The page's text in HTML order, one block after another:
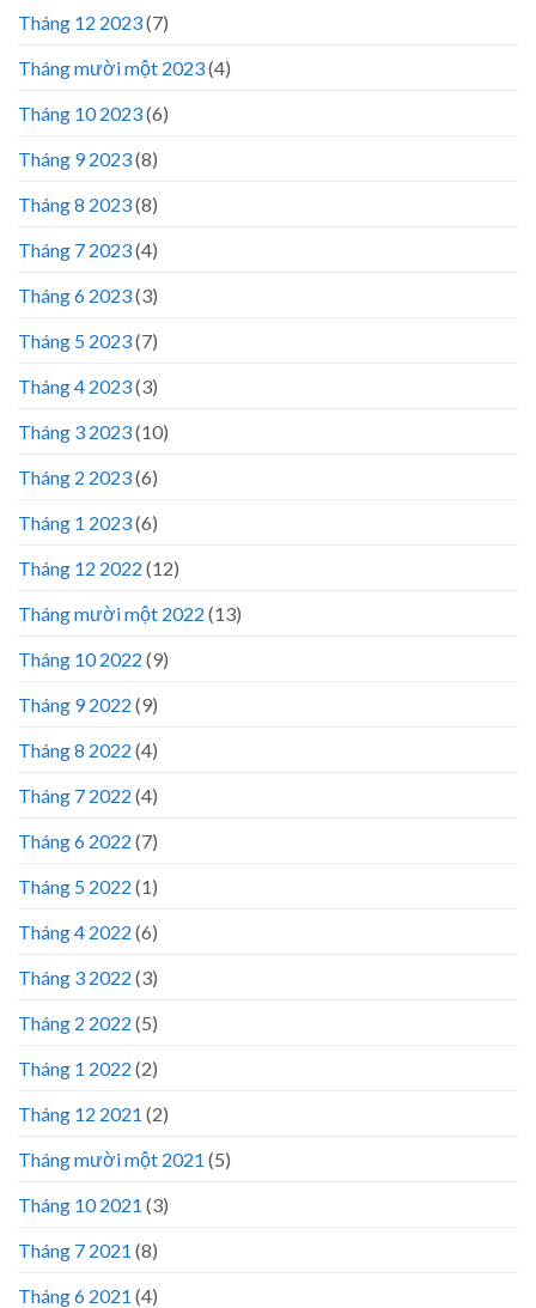
Tháng 12 2023(7)
Tháng mười một 2023(4)
Tháng 10 2023(6)
Tháng 9 2023(8)
Tháng 8 2023(8)
Tháng 7 2023(4)
Tháng 6 2023(3)
Tháng 5 2023(7)
Tháng 4 2023(3)
Tháng 3 2023(10)
Tháng 2 2023(6)
Tháng 1 2023(6)
Tháng 12 2022 (12)
Tháng mười một 2022 (13)
Tháng 10 2022 (9)
Tháng 9 2022 (9)
Tháng 8 2022 (4)
Tháng 7 2022 (4)
Tháng 6 2022 (7)
Tháng 5 2022 (1)
Tháng 4 2022 (6)
Tháng 3 2022 (3)
Tháng 2 2022 (5)
Tháng 1 2022 (2)
Tháng 12 2021 (2)
Tháng mười một 2021 (5)
Tháng 10 2021 (3)
Tháng 7 2021 (8)
Tháng 6 2021 (4)